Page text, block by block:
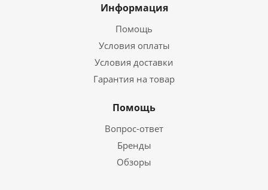
Информация
Помощь
Условия оплаты
Условия доставки
Гарантия на товар
Помощь
Вопрос-ответ
Бренды
Обзоры